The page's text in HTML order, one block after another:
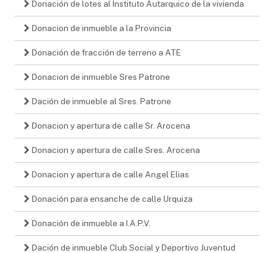
Donación de lotes al Instituto Autarquico de la vivienda
Donacion de inmueble a la Provincia
Donación de fracción de terreno a ATE
Donacion de inmueble Sres Patrone
Dación de inmueble al Sres. Patrone
Donacion y apertura de calle Sr. Arocena
Donacion y apertura de calle Sres. Arocena
Donacion y apertura de calle Angel Elias
Donación para ensanche de calle Urquiza
Donación de inmueble a I.A.P.V.
Dación de inmueble Club Social y Deportivo Juventud